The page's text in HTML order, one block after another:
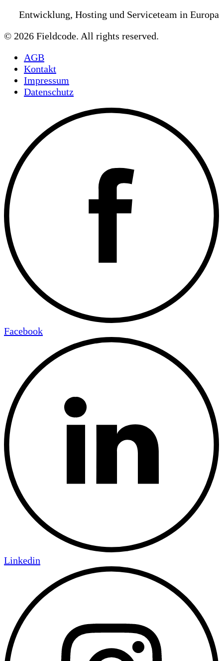
Entwicklung, Hosting und Serviceteam in Europa
© 2026 Fieldcode. All rights reserved.
AGB
Kontakt
Impressum
Datenschutz
Facebook
Linkedin